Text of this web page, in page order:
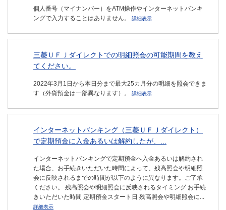
個人番号（マイナンバー）をATM操作やインターネットバンキ
ングで入力することはありません。
詳細表示
三菱ＵＦＪダイレクトでの明細照会の可能期間を教え
てください。
2022年3月1日から本日分まで最大25カ月分の明細を照会できま
す（外貨預金は一部異なります）。
詳細表示
インターネットバンキング（三菱ＵＦＪダイレクト）
で定期預金に入金あるいは解約したが、...
インターネットバンキングで定期預金へ入金あるいは解約され
た場合、お手続きいただいた時間によって、残高照会や明細照
会に反映されるまでの時間が以下のように異なります。ご了承
ください。 残高照会や明細照会に反映されるタイミング お手続
きいただいた時間 定期預金スタート日 残高照会や明細照会に...
詳細表示